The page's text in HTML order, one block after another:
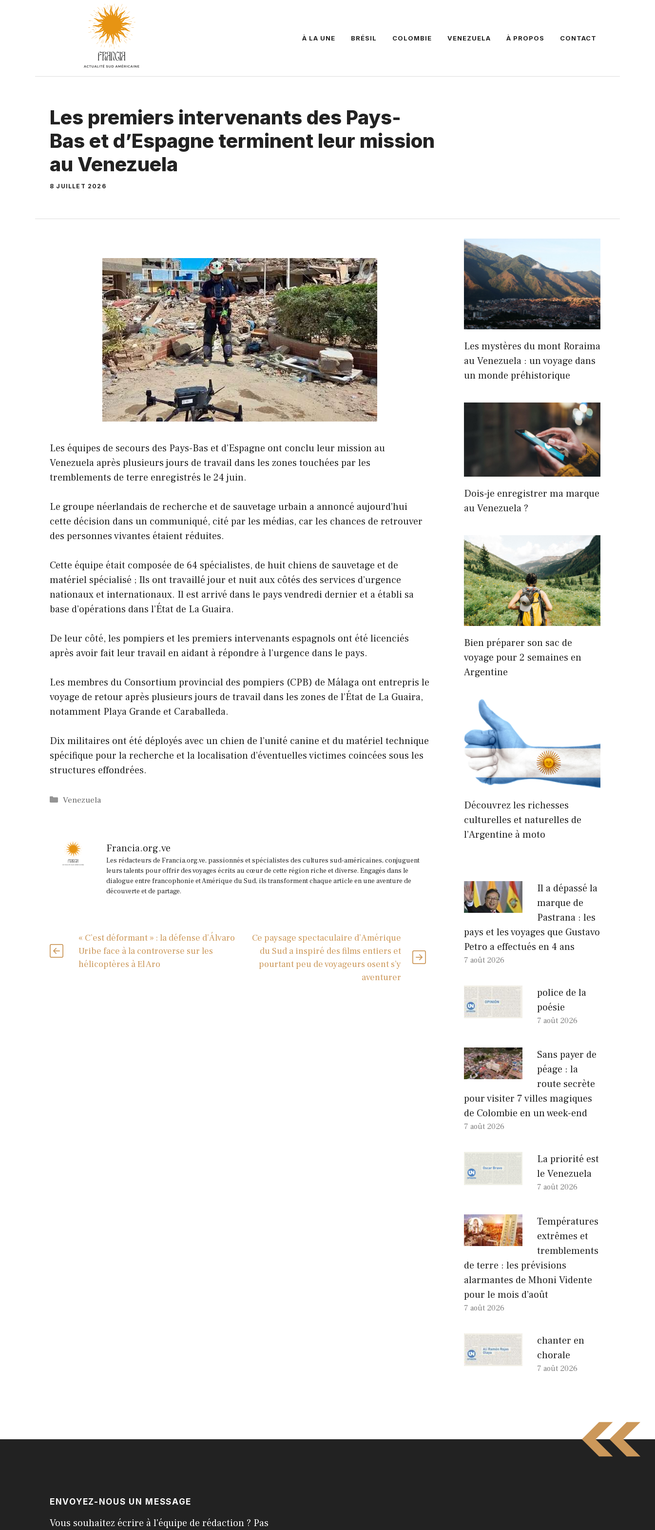
À LA UNE BRÉSIL COLOMBIE VENEZUELA À PROPOS CONTACT
Les premiers intervenants des Pays-
Bas et d’Espagne terminent leur mission
au Venezuela
8 JUILLET 2026
Les équipes de secours des Pays-Bas et d’Espagne ont conclu leur mission au
Venezuela après plusieurs jours de travail dans les zones touchées par les
tremblements de terre enregistrés le 24 juin.
Le groupe néerlandais de recherche et de sauvetage urbain a annoncé aujourd’hui
cette décision dans un communiqué, cité par les médias, car les chances de retrouver
des personnes vivantes étaient réduites.
Cette équipe était composée de 64 spécialistes, de huit chiens de sauvetage et de
matériel spécialisé ; Ils ont travaillé jour et nuit aux côtés des services d’urgence
nationaux et internationaux. Il est arrivé dans le pays vendredi dernier et a établi sa
base d’opérations dans l’État de La Guaira.
De leur côté, les pompiers et les premiers intervenants espagnols ont été licenciés
après avoir fait leur travail en aidant à répondre à l’urgence dans le pays.
Les membres du Consortium provincial des pompiers (CPB) de Málaga ont entrepris le
voyage de retour après plusieurs jours de travail dans les zones de l’État de La Guaira,
notamment Playa Grande et Caraballeda.
Dix militaires ont été déployés avec un chien de l’unité canine et du matériel technique
spécifique pour la recherche et la localisation d’éventuelles victimes coincées sous les
structures effondrées.
Catégories
Venezuela
Francia.org.ve
Les rédacteurs de Francia.org.ve, passionnés et spécialistes des cultures sud-américaines, conjuguent
leurs talents pour offrir des voyages écrits au cœur de cette région riche et diverse. Engagés dans le
dialogue entre francophonie et Amérique du Sud, ils transforment chaque article en une aventure de
découverte et de partage.
« C’est déformant » : la défense d’Álvaro
Uribe face à la controverse sur les
hélicoptères à El Aro
Ce paysage spectaculaire d’Amérique
du Sud a inspiré des films entiers et
pourtant peu de voyageurs osent s’y
aventurer
Les mystères du mont Roraima
au Venezuela : un voyage dans
un monde préhistorique
Dois-je enregistrer ma marque
au Venezuela ?
Bien préparer son sac de
voyage pour 2 semaines en
Argentine
Découvrez les richesses
culturelles et naturelles de
l’Argentine à moto
Il a dépassé la
marque de
Pastrana : les
pays et les voyages que Gustavo
Petro a effectués en 4 ans
7 août 2026
police de la
poésie
7 août 2026
Sans payer de
péage : la
route secrète
pour visiter 7 villes magiques
de Colombie en un week-end
7 août 2026
La priorité est
le Venezuela
7 août 2026
Températures
extrêmes et
tremblements
de terre : les prévisions
alarmantes de Mhoni Vidente
pour le mois d’août
7 août 2026
chanter en
chorale
7 août 2026
ENVOYEZ-NOUS UN MESSAGE
Vous souhaitez écrire à l'équipe de rédaction ? Pas